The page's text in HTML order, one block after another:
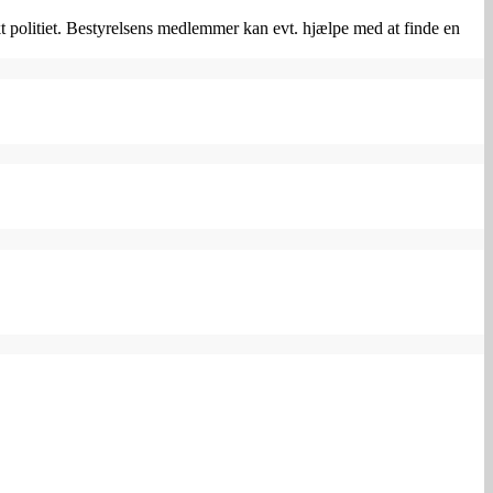
Bestyrelsens medlemmer kan evt. hjælpe med at finde en